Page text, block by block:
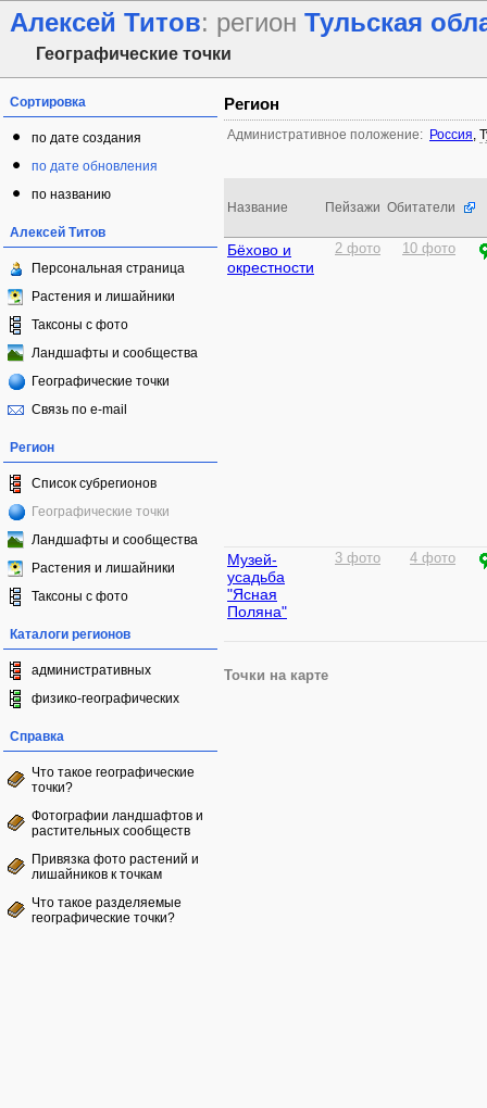
Алексей Титов: регион Тульская
Географические точки
Сортировка
по дате создания
по дате обновления
по названию
Алексей Титов
Персональная страница
Растения и лишайники
Таксоны с фото
Ландшафты и сообщества
Географические точки
Связь по e-mail
Регион
Список субрегионов
Географические точки
Ландшафты и сообщества
Растения и лишайники
Таксоны с фото
Каталоги регионов
административных
физико-географических
Справка
Что такое географические
точки?
Фотографии ландшафтов и
растительных сообществ
Привязка фото растений и
лишайников к точкам
Что такое разделяемые
географические точки?
Регион
Административное положение: Россия,
Название Пейзажи Обитатели
Бёхово и
окрестности
2 фото 10 фото
Музей-
усадьба
"Ясная
Поляна"
3 фото 4 фото
Точки на карте